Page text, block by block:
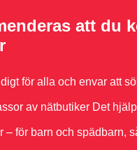
att du
för alla och envar att
av nätbutiker Det
– för barn och spädbarn,